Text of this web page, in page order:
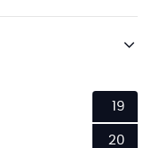
19
20